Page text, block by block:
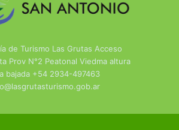
de Turismo Las Grutas Acceso
Prov N°2 Peatonal Viedma altura
bajada +54 2934-497463